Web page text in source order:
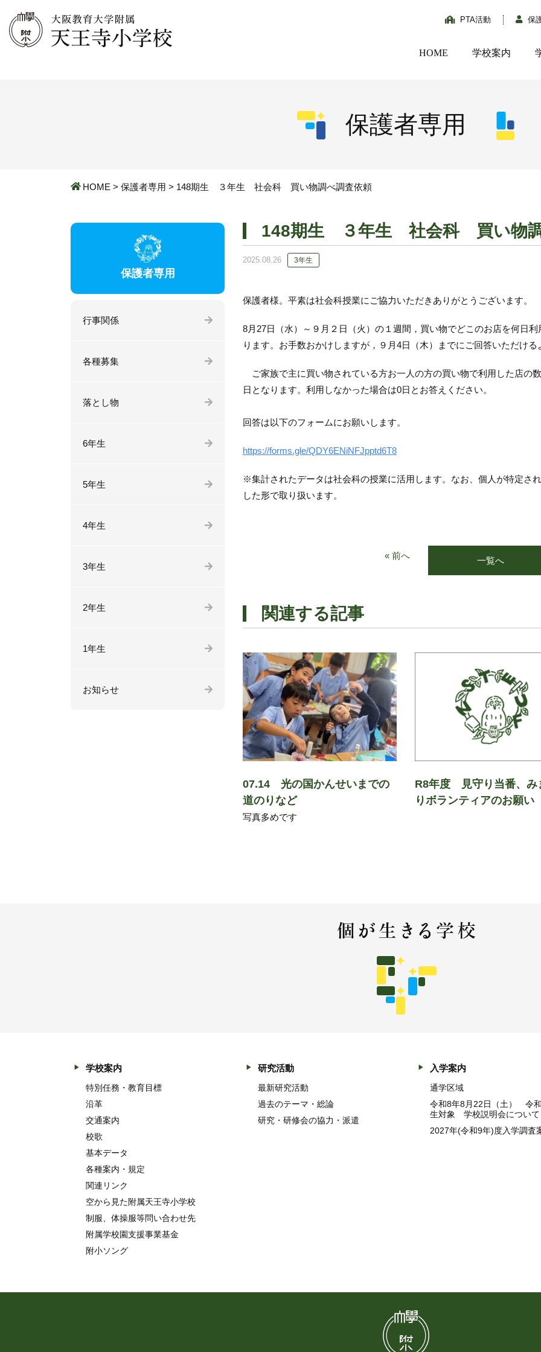
PTA活動 保
HOME 学校案内
保護者専用
HOME > 保護者専用 > 148期生 ３年生 社会科 買い物調べ調査依頼
148期生 ３年生 社会科 買い物調
2025.08.26 3年生
保護者様。平素は社会科授業にご協力いただきありがとうございます。
8月27日（水）～９月２日（火）の１週間，買い物でどこのお店を何日
ります。お手数おかけしますが，９月4日（木）までにご回答いただけ
ご家族で主に買い物されている方お一人の方の買い物で利用した店の
日となります。利用しなかった場合は0日とお答えください。
回答は以下のフォームにお願いします。
https://forms.gle/QDY6ENiNFJpptd6T8
※集計されたデータは社会科の授業に活用します。なお、個人が特定さ
した形で取り扱います。
« 前へ 一覧へ
関連する記事
07.14 光の国かんせいまでの
道のりなど
写真多めです
R8年度 見守り当番、み
りボランティアのお願い
保護者専用
行事関係
各種募集
落とし物
6年生
5年生
4年生
3年生
2年生
1年生
お知らせ
学校案内
特別任務・教育目標
沿革
交通案内
校歌
基本データ
各種案内・規定
関連リンク
空から見た附属天王寺小学校
制服、体操服等問い合わせ先
附属学校園支援事業基金
附小ソング
研究活動
最新研究活動
過去のテーマ・総論
研究・研修会の協力・派遣
入学案内
通学区域
令和8年8月22日（土） 令
生対象 学校説明会について
2027年(令和9年)度入学調査